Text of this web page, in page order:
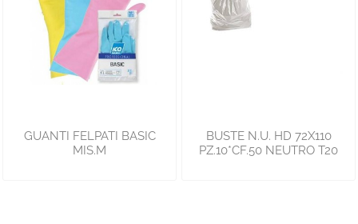
GUANTI FELPATI BASIC
MIS.M
BUSTE N.U. HD 72X110
PZ.10*CF.50 NEUTRO T20